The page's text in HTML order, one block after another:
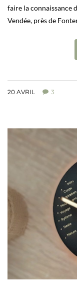
faire la connaissance
Vendée, près de
20 AVRIL 3